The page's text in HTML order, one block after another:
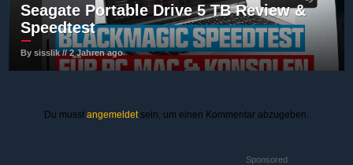
Seagate Portable Drive 5 TB Review &
Speedtest
By sisslik // 2 Jahren ago
Du musst angemeldetsein, um einen Kommentar abzugeben.
Sponsored